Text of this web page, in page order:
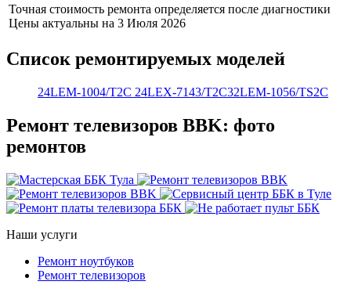
Точная стоимость ремонта определяется после диагностики
Цены актуальны на 3 Июля 2026
Список ремонтируемых моделей
24LEM-1004/T2C 24LEX-7143/T2C32LEM-1056/TS2C
Ремонт телевизоров BBK: фото
ремонтов
Наши услуги
Ремонт ноутбуков
Ремонт телевизоров